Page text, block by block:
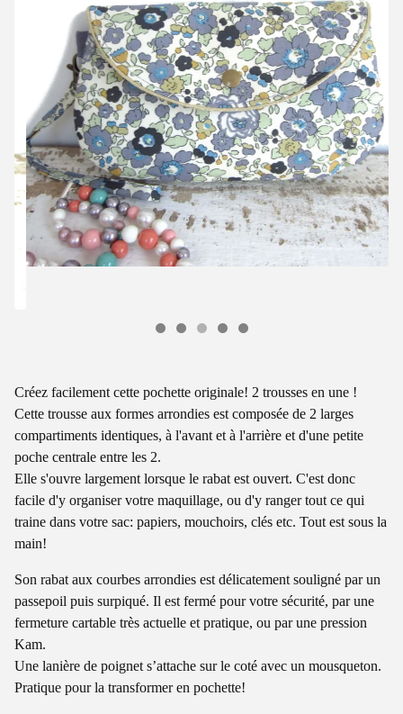
Créez facilement cette pochette originale! 2 trousses en une !
Cette trousse aux formes arrondies est composée de 2 larges
compartiments identiques, à l'avant et à l'arrière et d'une petite
poche centrale entre les 2.
Elle s'ouvre largement lorsque le rabat est ouvert. C'est donc
facile d'y organiser votre maquillage, ou d'y ranger tout ce qui
traine dans votre sac: papiers, mouchoirs, clés etc. Tout est sous la
main!
Son rabat aux courbes arrondies est délicatement souligné par un
passepoil puis surpiqué. Il est fermé pour votre sécurité, par une
fermeture cartable très actuelle et pratique, ou par une pression
Kam.
Une lanière de poignet s’attache sur le coté avec un mousqueton.
Pratique pour la transformer en pochette!